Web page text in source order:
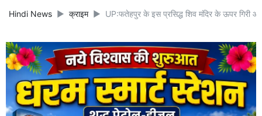
Hindi News क्राइम UP:फतेहपुर के इस प्रसिद्ध शिव मंदिर के ऊपर गिरी